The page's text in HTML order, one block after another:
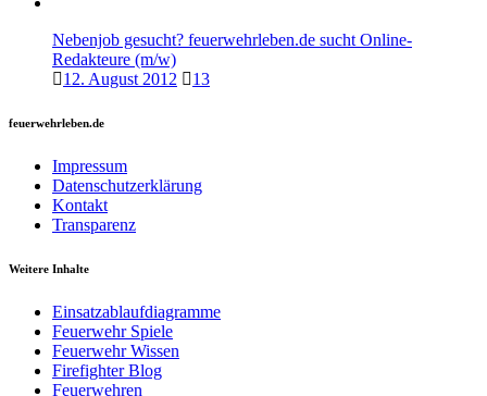
Nebenjob gesucht? feuerwehrleben.de sucht Online-
Redakteure (m/w)
12. August 2012
13
feuerwehrleben.de
Impressum
Datenschutzerklärung
Kontakt
Transparenz
Weitere Inhalte
Einsatzablaufdiagramme
Feuerwehr Spiele
Feuerwehr Wissen
Firefighter Blog
Feuerwehren